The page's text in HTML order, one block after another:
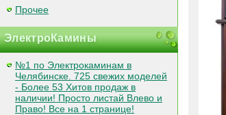
Прочее
ЭлектроКамины
№1 по Электрокаминам в
Челябинске. 725 свежих моделей
- Более 53 Хитов продаж в
наличии! Просто листай Влево и
Право! Все на 1 странице!